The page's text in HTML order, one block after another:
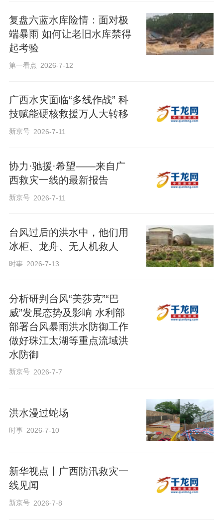
复盘六蓝水库险情：面对极
端暴雨 如何让老旧水库禁得
起考验
第一看点 2026-7-12
广西水灾面临“多线作战” 科
技赋能硬核救援万人大转移
新京号 2026-7-11
协力·驰援·希望——来自广
西救灾一线的最新报告
新京号 2026-7-11
台风过后的洪水中，他们用
冰柜、龙舟、无人机救人
时事 2026-7-13
分析研判台风“美莎克”“巴
威”发展态势及影响 水利部
部署台风暴雨洪水防御工作
做好珠江太湖等重点流域洪
水防御
新京号 2026-7-7
洪水漫过蛇场
时事 2026-7-10
新华视点丨广西防汛救灾一
线见闻
新京号 2026-7-8